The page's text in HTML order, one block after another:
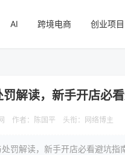
AI 跨境电商 创业项目
解读，新手开店必
作者：陈国平 头衔：网络博主
罚解读，新手开店必看避坑